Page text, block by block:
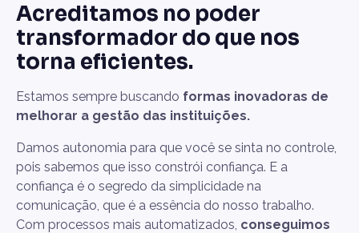
Acreditamos no poder
transformador do que nos
torna eficientes.
Estamos sempre buscando formas inovadoras de
melhorar a gestão das instituições.
Damos autonomia para que você se sinta no controle,
pois sabemos que isso constrói confiança. E a
confiança é o segredo da simplicidade na
comunicação, que é a essência do nosso trabalho.
Com processos mais automatizados, conseguimos